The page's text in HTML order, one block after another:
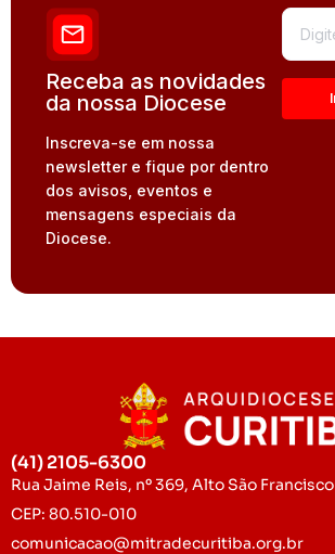
Receba as novidades
da nossa Diocese
Inscreva-se em nossa
newsletter e fique por dentro
dos avisos, eventos e
mensagens especiais da
Diocese.
(41) 2105-6300
Rua Jaime Reis, nº 369, Alto São Francisco
CEP: 80.510-010
comunicacao@mitradecuritiba.org.br